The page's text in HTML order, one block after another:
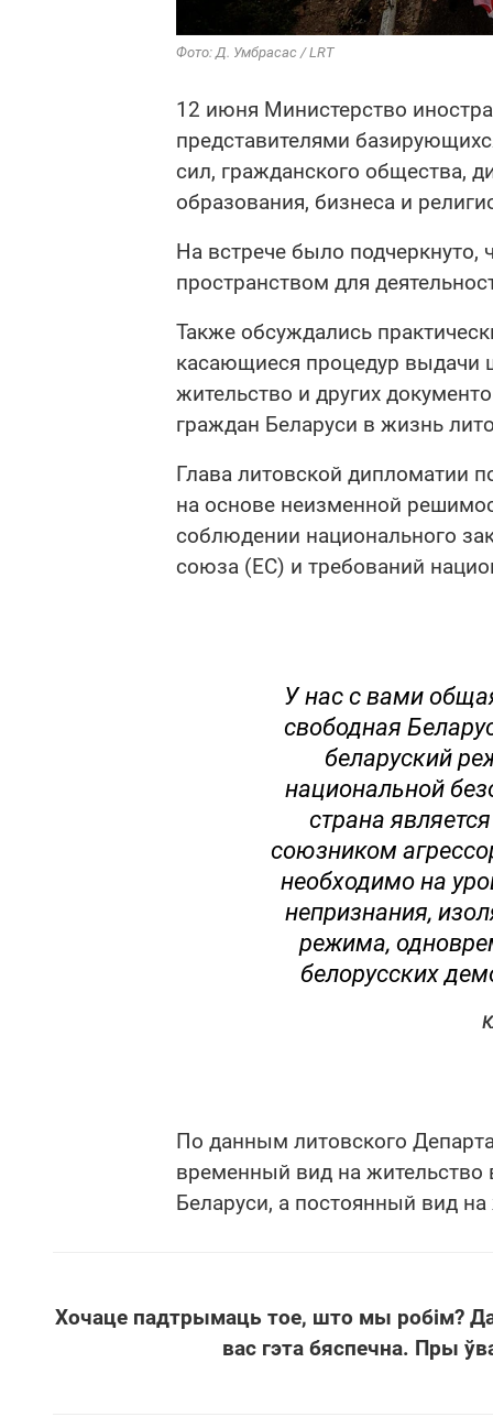
Фото: Д. Умбрасас / LRT
12 июня Министерство
представителями
сил, гражданского общества,
образования, бизнеса и
На встрече было
пространством для
Также обсуждались
касающиеся процедур выдачи
жительство и других
граждан Беларуси в жизнь
Глава литовской дипломатии
на основе неизменной
соблюдении национального
союза (ЕС) и требований
У нас с вами
свободная
беларуский
национальной
страна
союзником
необходимо на
непризнания,
режима,
белорусских
По данным литовского
временный вид на
Беларуси, а постоянный вид
Хочаце падтрымаць тое, што мы робім?
вас гэта бяспечна. Пры